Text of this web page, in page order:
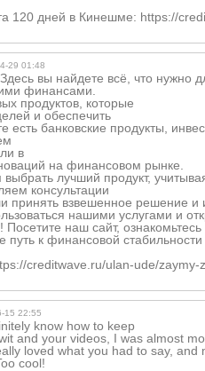
120 дней в Кинешме: https://
29 01:48
вы найдете всё, что нужно
финансами.
продуктов, которые
и обеспечить
банковские продукты,
в
на финансовом рынке.
лучший продукт,
консультации
принять взвешенное решение и
нашими услугами и
наш сайт, ознакомьтесь
путь к финансовой
creditwave.ru/ulan-ude/zaymy-
15 22:55
know how to keep
and your videos, I was almost
loved what you had to say, and
cool!